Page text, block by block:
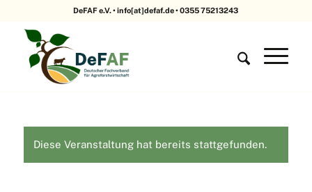
DeFAF e.V. • info[at]defaf.de • 0355 75213243
Diese Veranstaltung hat bereits stattgefunden.